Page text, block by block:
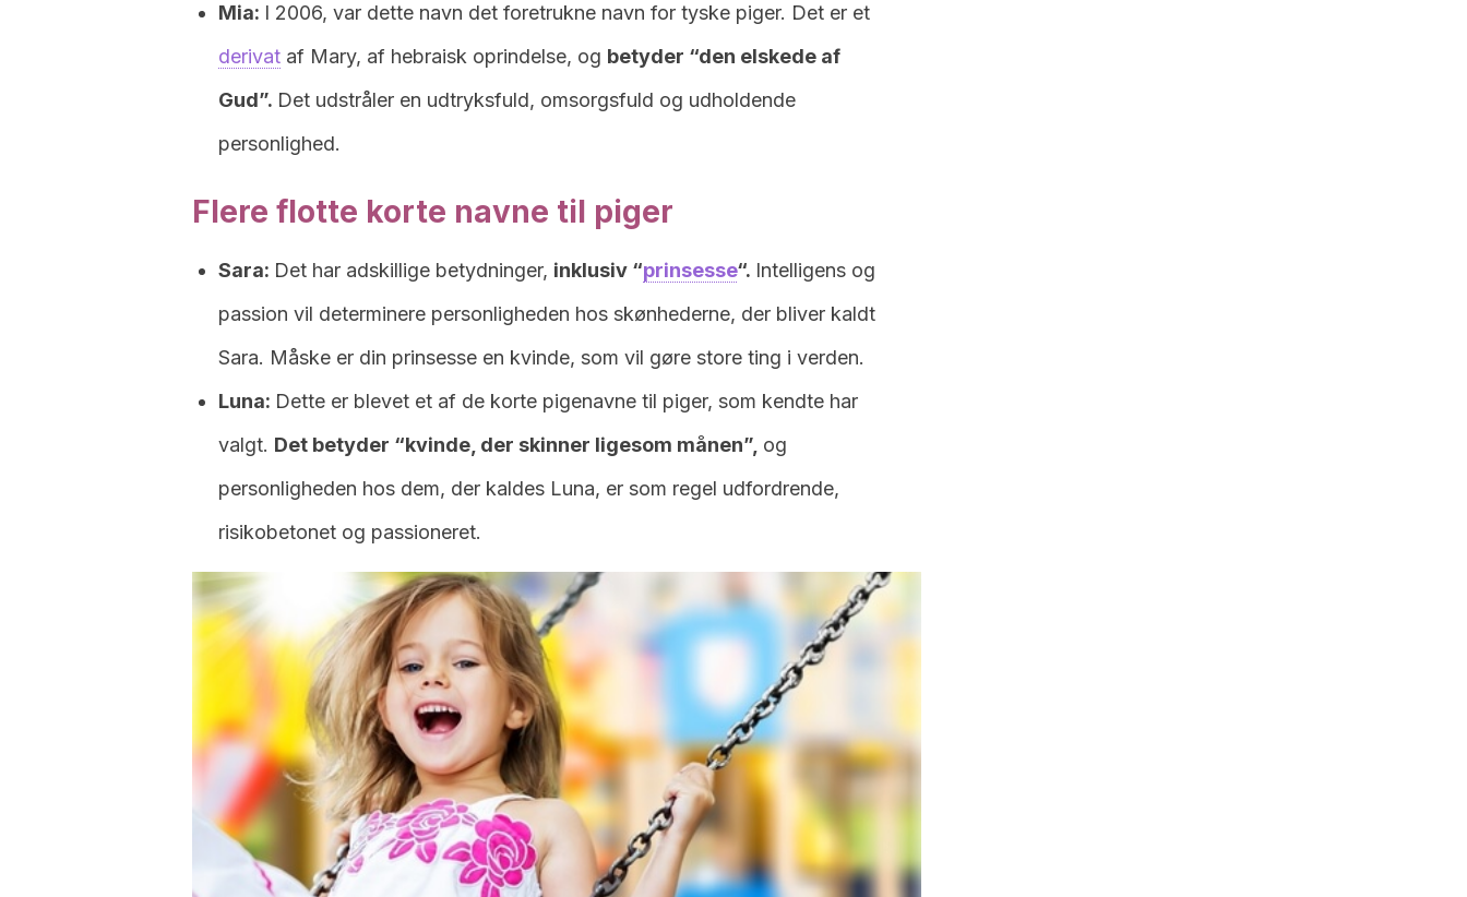
Mia: I 2006, var dette navn det foretrukne navn for tyske piger. Det er et
derivat af Mary, af hebraisk oprindelse, og betyder “den elskede af
Gud”. Det udstråler en udtryksfuld, omsorgsfuld og udholdende
personlighed.
Flere flotte korte navne til piger
Sara: Det har adskillige betydninger, inklusiv “prinsesse“. Intelligens og
passion vil determinere personligheden hos skønhederne, der bliver kaldt
Sara. Måske er din prinsesse en kvinde, som vil gøre store ting i verden.
Luna: Dette er blevet et af de korte pigenavne til piger, som kendte har
valgt. Det betyder “kvinde, der skinner ligesom månen”, og
personligheden hos dem, der kaldes Luna, er som regel udfordrende,
risikobetonet og passioneret.